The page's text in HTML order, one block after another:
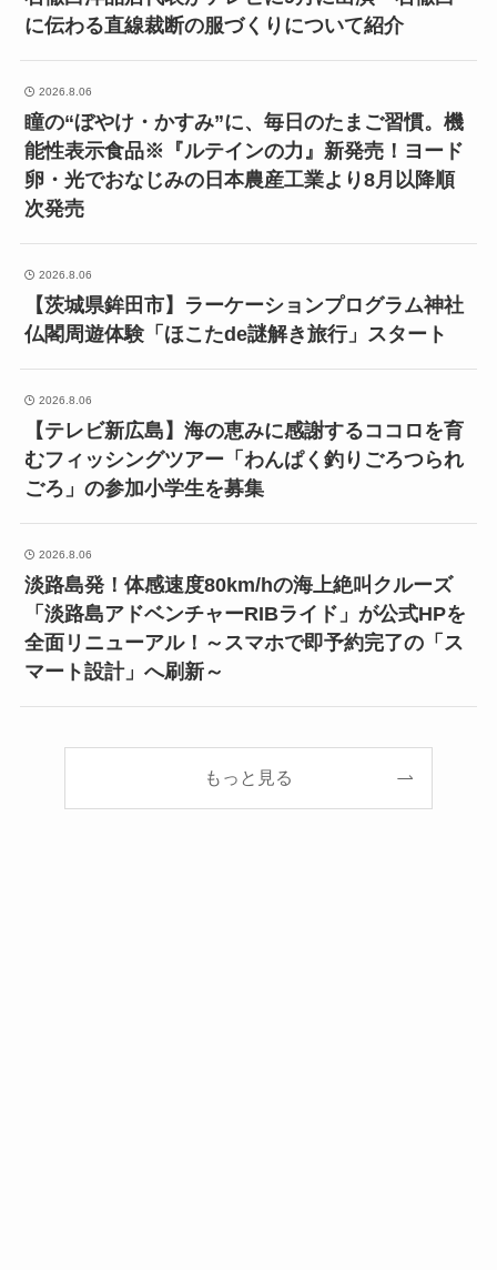
に伝わる直線裁断の服づくりについて紹介
2026.8.06
瞳の“ぼやけ・かすみ”に、毎日のたまご習慣。機
能性表示食品※『ルテインの力』新発売！ヨード
卵・光でおなじみの日本農産工業より8月以降順
次発売
2026.8.06
【茨城県鉾田市】ラーケーションプログラム神社
仏閣周遊体験「ほこたde謎解き旅行」スタート
2026.8.06
【テレビ新広島】海の恵みに感謝するココロを育
むフィッシングツアー「わんぱく釣りごろつられ
ごろ」の参加小学生を募集
2026.8.06
淡路島発！体感速度80km/hの海上絶叫クルーズ
「淡路島アドベンチャーRIBライド」が公式HPを
全面リニューアル！～スマホで即予約完了の「ス
マート設計」へ刷新～
もっと見る